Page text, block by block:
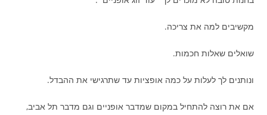
מקשיבים למה את צריכה.
שואלים שאלות חכמות.
ונותנים לך לעלות על כמה אופציות עד שתרגישי את ההבדל.
אם את רוצה להתחיל במקום שמדבר אופניים וגם מדבר תל אביב,